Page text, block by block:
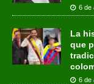
6 de
La
que
6 de